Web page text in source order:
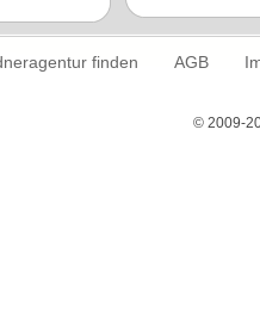
finden AGB
© 2009-